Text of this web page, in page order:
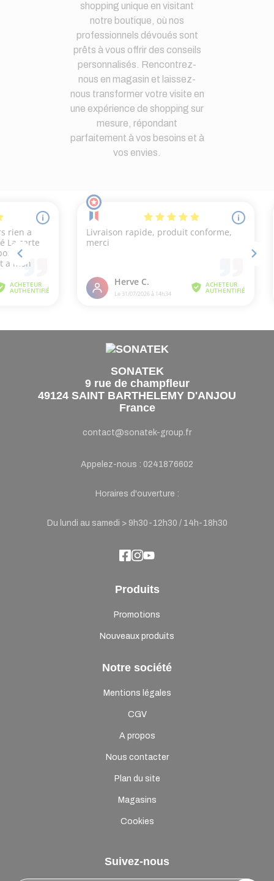
shopping unique en visitant
notre boutique, où nos
professionnels dévoués sont
prêts à vous offrir des conseils
personnalisés. Rencontrez-
nous en magasin et laissez-
nous transformer votre visite en
une expérience de shopping sur
mesure, répondant
parfaitement à vos besoins et à
vos envies.
SONATEK
9 rue de champfleur
49124 SAINT BARTHELEMY D'ANJOU
France
contact@sonatek-group.fr
Appelez-nous : 0241876602
Horaires d'ouverture :
Du lundi au samedi > 9h30-12h30 / 14h-18h30
Produits
Promotions
Nouveaux produits
Notre société
Mentions légales
CGV
A propos
Nous contacter
Plan du site
Magasins
Cookies
Suivez-nous